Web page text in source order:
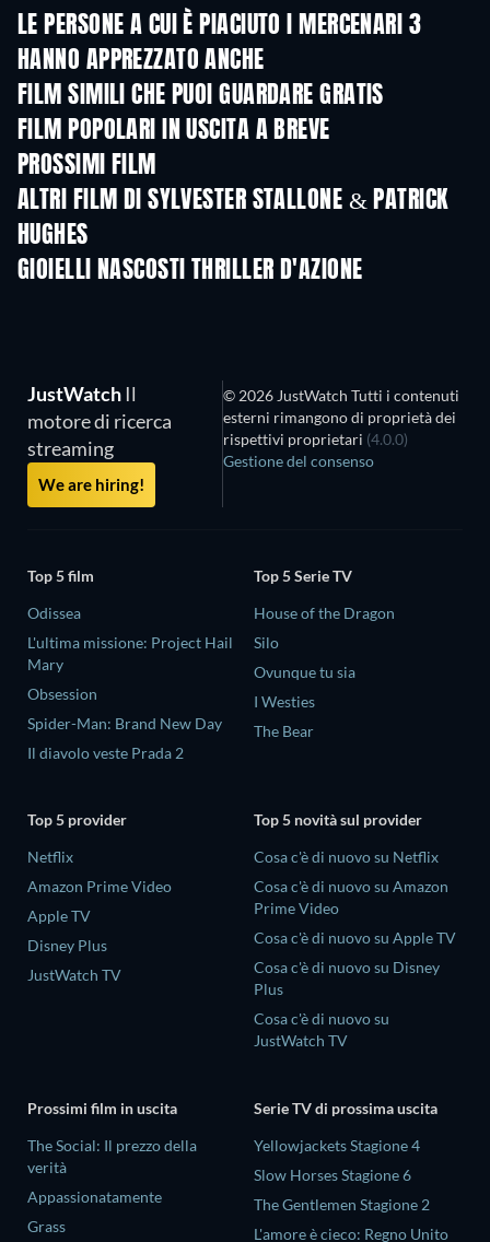
LE PERSONE A CUI È PIACIUTO I MERCENARI 3
HANNO APPREZZATO ANCHE
FILM SIMILI CHE PUOI GUARDARE GRATIS
FILM POPOLARI IN USCITA A BREVE
PROSSIMI FILM
LEGO Disney Princess:
Magical Mayhem
ALTRI FILM DI SYLVESTER STALLONE & PATRICK
HUGHES
GIOIELLI NASCOSTI THRILLER D'AZIONE
JustWatch Il
motore di ricerca
streaming
We are hiring!
© 2026 JustWatch Tutti i contenuti
esterni rimangono di proprietà dei
rispettivi proprietari (4.0.0)
Gestione del consenso
Top 5 film
Odissea
L'ultima missione: Project Hail
Mary
Obsession
Spider-Man: Brand New Day
Il diavolo veste Prada 2
Top 5 Serie TV
House of the Dragon
Silo
Ovunque tu sia
I Westies
The Bear
Top 5 provider
Netflix
Amazon Prime Video
Apple TV
Disney Plus
JustWatch TV
Top 5 novità sul provider
Cosa c'è di nuovo su Netflix
Cosa c'è di nuovo su Amazon
Prime Video
Cosa c'è di nuovo su Apple TV
Cosa c'è di nuovo su Disney
Plus
Cosa c'è di nuovo su
JustWatch TV
Prossimi film in uscita
The Social: Il prezzo della
verità
Appassionatamente
Grass
Serie TV di prossima uscita
Yellowjackets Stagione 4
Slow Horses Stagione 6
The Gentlemen Stagione 2
L'amore è cieco: Regno Unito